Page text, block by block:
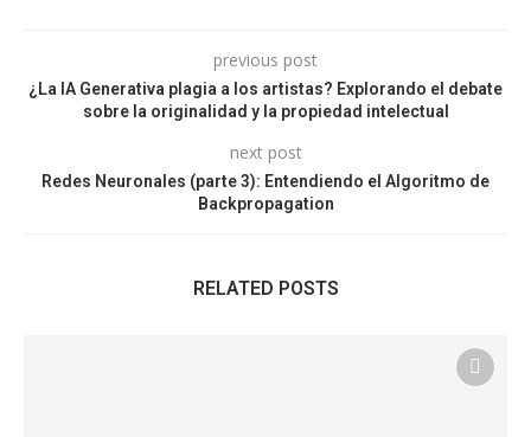
previous post
¿La IA Generativa plagia a los artistas? Explorando el debate
sobre la originalidad y la propiedad intelectual
next post
Redes Neuronales (parte 3): Entendiendo el Algoritmo de
Backpropagation
RELATED POSTS